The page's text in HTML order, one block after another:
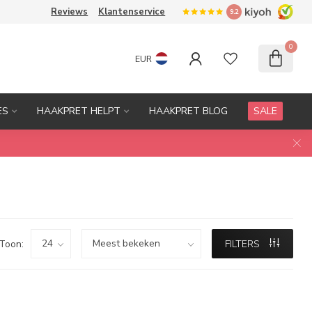
Reviews Klantenservice 9.2
EUR
0
HAAKPRET HELPT HAAKPRET BLOG SALE
Toon: FILTERS